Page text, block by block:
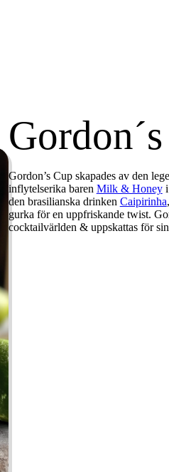
Gordon’s Cup skapades av den
inflytelserika baren Milk & Honeyi
den brasilianska drinken Caipirinha
gurka för en uppfriskande twist.
cocktailvärlden & uppskattas för